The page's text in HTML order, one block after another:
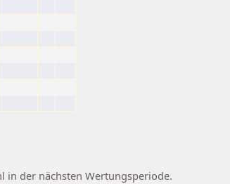
in der nächsten Wertungsperiode.